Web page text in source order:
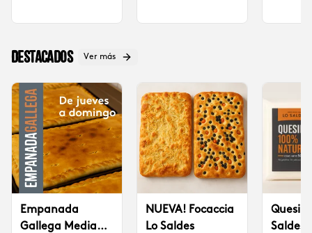
Destacados Ver más
Empanada
Gallega Mediana
NUEVA! Focaccia
Lo Saldes
Saldes,